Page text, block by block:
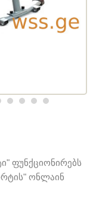
ფუნქციონირებს
ონლაინ